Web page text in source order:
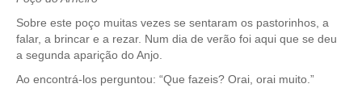
Sobre este poço muitas vezes se sentaram os pastorinhos, a
falar, a brincar e a rezar. Num dia de verão foi aqui que se deu
a segunda aparição do Anjo.
Ao encontrá-los perguntou: “Que fazeis? Orai, orai muito.”